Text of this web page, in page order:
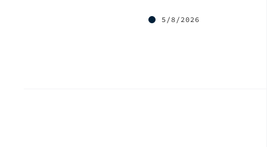
5/8/2026